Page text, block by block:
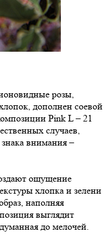
розы,
дополнен соевой
Pink L – 21
случаев,
внимания –
ощущение
хлопка и зелени
наполняя
выглядит
до мелочей.